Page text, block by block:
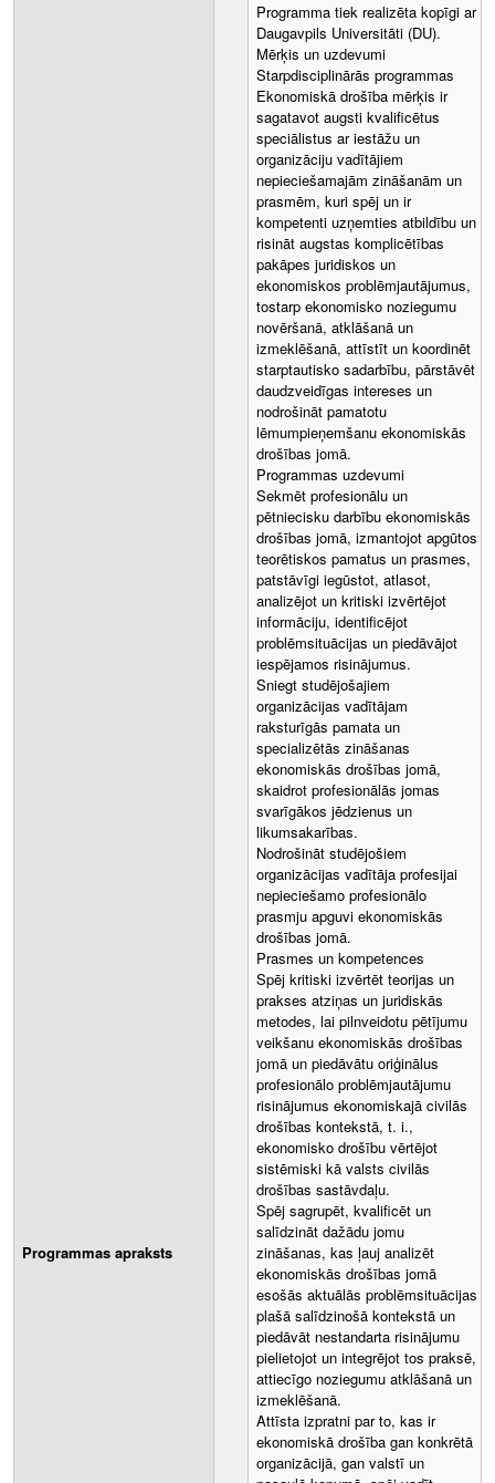
Programmas apraksts
Programma tiek realizēta kopīgi ar
Daugavpils Universitāti (DU).
Mērķis un uzdevumi
Starpdisciplinārās programmas
Ekonomiskā drošība mērķis ir
sagatavot augsti kvalificētus
speciālistus ar iestāžu un
organizāciju vadītājiem
nepieciešamajām zināšanām un
prasmēm, kuri spēj un ir
kompetenti uzņemties atbildību un
risināt augstas komplicētības
pakāpes juridiskos un
ekonomiskos problēmjautājumus,
tostarp ekonomisko noziegumu
novēršanā, atklāšanā un
izmeklēšanā, attīstīt un koordinēt
starptautisko sadarbību, pārstāvēt
daudzveidīgas intereses un
nodrošināt pamatotu
lēmumpieņemšanu ekonomiskās
drošības jomā.
Programmas uzdevumi
Sekmēt profesionālu un
pētniecisku darbību ekonomiskās
drošības jomā, izmantojot apgūtos
teorētiskos pamatus un prasmes,
patstāvīgi iegūstot, atlasot,
analizējot un kritiski izvērtējot
informāciju, identificējot
problēmsituācijas un piedāvājot
iespējamos risinājumus.
Sniegt studējošajiem
organizācijas vadītājam
raksturīgās pamata un
specializētās zināšanas
ekonomiskās drošības jomā,
skaidrot profesionālās jomas
svarīgākos jēdzienus un
likumsakarības.
Nodrošināt studējošiem
organizācijas vadītāja profesijai
nepieciešamo profesionālo
prasmju apguvi ekonomiskās
drošības jomā.
Prasmes un kompetences
Spēj kritiski izvērtēt teorijas un
prakses atziņas un juridiskās
metodes, lai pilnveidotu pētījumu
veikšanu ekonomiskās drošības
jomā un piedāvātu oriģinālus
profesionālo problēmjautājumu
risinājumus ekonomiskajā civilās
drošības kontekstā, t. i.,
ekonomisko drošību vērtējot
sistēmiski kā valsts civilās
drošības sastāvdaļu.
Spēj sagrupēt, kvalificēt un
salīdzināt dažādu jomu
zināšanas, kas ļauj analizēt
ekonomiskās drošības jomā
esošās aktuālās problēmsituācijas
plašā salīdzinošā kontekstā un
piedāvāt nestandarta risinājumu
pielietojot un integrējot tos praksē,
attiecīgo noziegumu atklāšanā un
izmeklēšanā.
Attīsta izpratni par to, kas ir
ekonomiskā drošība gan konkrētā
organizācijā, gan valstī un